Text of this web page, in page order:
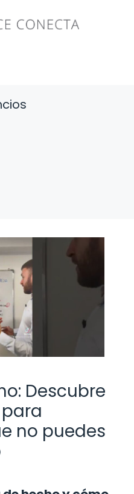
Descubre
no puedes